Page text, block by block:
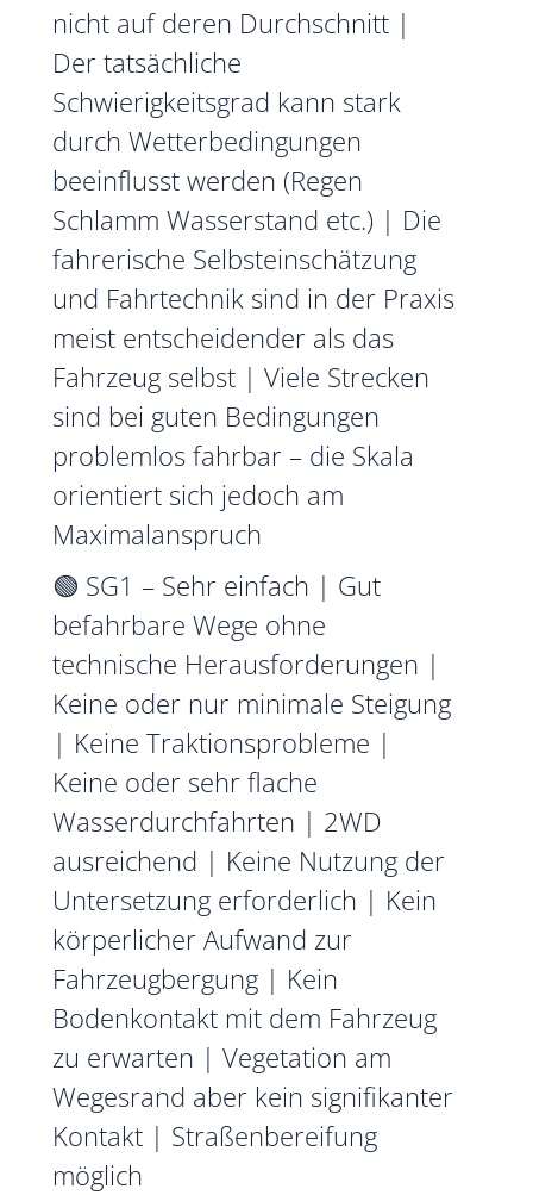
nicht auf deren Durchschnitt |
Der tatsächliche
Schwierigkeitsgrad kann stark
durch Wetterbedingungen
beeinflusst werden (Regen
Schlamm Wasserstand etc.) | Die
fahrerische Selbsteinschätzung
und Fahrtechnik sind in der Praxis
meist entscheidender als das
Fahrzeug selbst | Viele Strecken
sind bei guten Bedingungen
problemlos fahrbar – die Skala
orientiert sich jedoch am
Maximalanspruch
🟢 SG1 – Sehr einfach | Gut
befahrbare Wege ohne
technische Herausforderungen |
Keine oder nur minimale Steigung
| Keine Traktionsprobleme |
Keine oder sehr flache
Wasserdurchfahrten | 2WD
ausreichend | Keine Nutzung der
Untersetzung erforderlich | Kein
körperlicher Aufwand zur
Fahrzeugbergung | Kein
Bodenkontakt mit dem Fahrzeug
zu erwarten | Vegetation am
Wegesrand aber kein signifikanter
Kontakt | Straßenbereifung
möglich